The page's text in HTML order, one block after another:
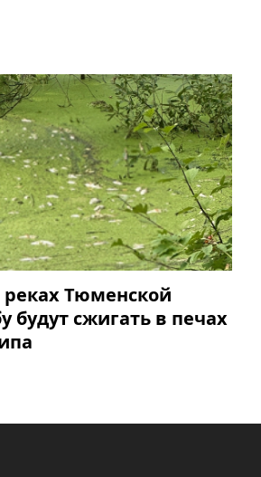
Тюменской
будут сжигать в печах